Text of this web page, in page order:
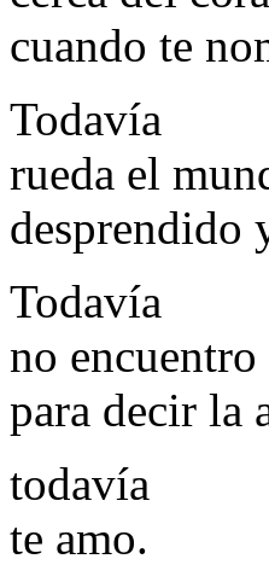
cuando te
Todavía
rueda el
desprendido
Todavía
no encuentro
para decir la
todavía
te amo.